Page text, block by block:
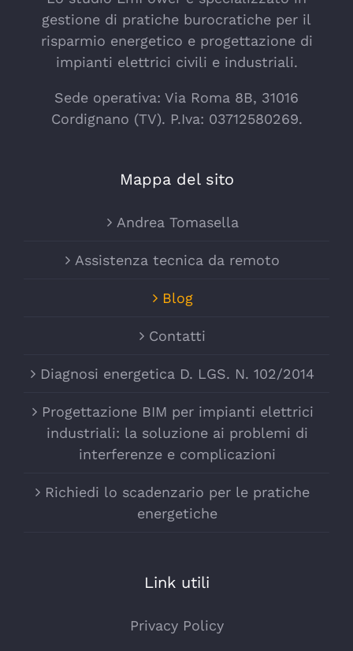
gestione di pratiche burocratiche per il
risparmio energetico e progettazione di
impianti elettrici civili e industriali.
Sede operativa: Via Roma 8B, 31016
Cordignano (TV). P.Iva: 03712580269.
Mappa del sito
Andrea Tomasella
Assistenza tecnica da remoto
Blog
Contatti
Diagnosi energetica D. LGS. N. 102/2014
Progettazione BIM per impianti elettrici
industriali: la soluzione ai problemi di
interferenze e complicazioni
Richiedi lo scadenzario per le pratiche
energetiche
Link utili
Privacy Policy